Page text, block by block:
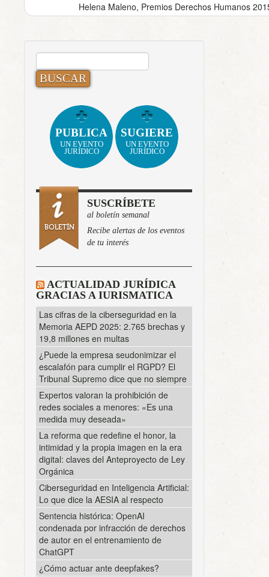
Helena Maleno, Premios Derechos Humanos
BUSCAR:
PUBLICA
UN EVENTO
JURÍDICO
SUGIERE
UN EVENTO
JURÍDICO
SUSCRÍBETE
al boletín semanal
Recibe alertas de los eventos
de tu interés
ACTUALIDAD JURÍDICA
GRACIAS A IURISMATICA
Las cifras de la ciberseguridad en la
Memoria AEPD 2025: 2.765 brechas y
19,8 millones en multas
¿Puede la empresa seudonimizar el
escalafón para cumplir el RGPD? El
Tribunal Supremo dice que no siempre
Expertos valoran la prohibición de
redes sociales a menores: «Es una
medida muy deseada»
La reforma que redefine el honor, la
intimidad y la propia imagen en la era
digital: claves del Anteproyecto de Ley
Orgánica
Ciberseguridad en Inteligencia Artificial:
Lo que dice la AESIA al respecto
Sentencia histórica: OpenAI
condenada por infracción de derechos
de autor en el entrenamiento de
ChatGPT
¿Cómo actuar ante deepfakes?